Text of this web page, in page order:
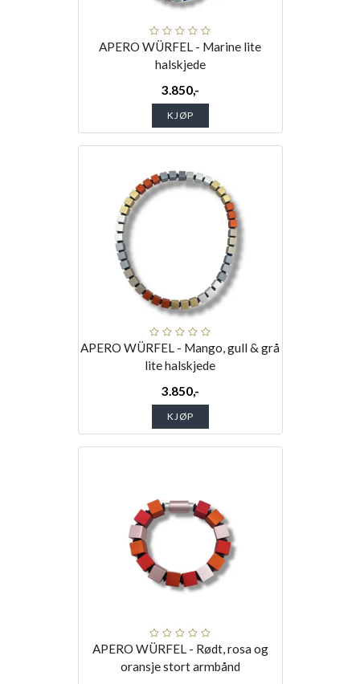
APERO WÜRFEL - Marine lite
halskjede
3.850,-
KJØP
APERO WÜRFEL - Mango, gull & grå
lite halskjede
3.850,-
KJØP
APERO WÜRFEL - Rødt, rosa og
oransje stort armbånd